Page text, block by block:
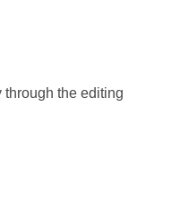
through the editing